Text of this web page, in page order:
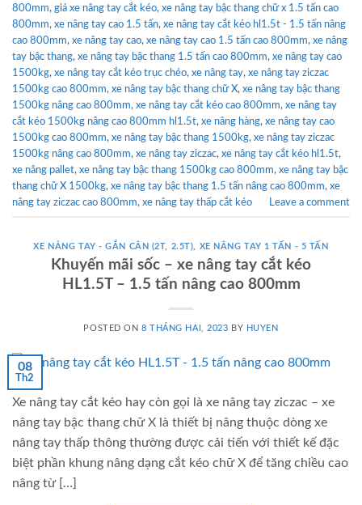
800mm, giá xe nâng tay cắt kéo, xe nâng tay bậc thang chữ x 1.5 tấn cao
800mm, xe nâng tay cao 1.5 tấn, xe nâng tay cắt kéo hl1.5t - 1.5 tấn nâng
cao 800mm, xe nâng tay cao, xe nâng tay cao 1.5 tấn cao 800mm, xe nâng
tay bậc thang, xe nâng tay bậc thang 1.5 tấn cao 800mm, xe nâng tay cao
1500kg, xe nâng tay cắt kéo trục chéo, xe nâng tay, xe nâng tay ziczac
1500kg cao 800mm, xe nâng tay bậc thang chữ X, xe nâng tay bậc thang
1500kg nâng cao 800mm, xe nâng tay cắt kéo cao 800mm, xe nâng tay
cắt kéo 1500kg nâng cao 800mm hl1.5t, xe nâng hàng, xe nâng tay cao
1500kg cao 800mm, xe nâng tay bậc thang 1500kg, xe nâng tay ziczac
1500kg nâng cao 800mm, xe nâng tay ziczac, xe nâng tay cắt kéo hl1.5t,
xe nâng pallet, xe nâng tay bậc thang 1500kg cao 800mm, xe nâng tay bậc
thang chữ X 1500kg, xe nâng tay bậc thang 1.5 tấn nâng cao 800mm, xe
nâng tay ziczac cao 800mm, xe nâng tay thấp cắt kéo Leave a comment
XE NÂNG TAY - GẮN CÂN (2T, 2.5T), XE NÂNG TAY 1 TẤN - 5 TẤN
Khuyến mãi sốc – xe nâng tay cắt kéo
HL1.5T – 1.5 tấn nâng cao 800mm
POSTED ON 8 THÁNG HAI, 2023 BY HUYEN
08
Th2
Xe nâng tay cắt kéo hay còn gọi là xe nâng tay ziczac – xe
nâng tay bậc thang chữ X là thiết bị nâng thuộc dòng xe
nâng tay thấp thông thường được cải tiến với thiết kế đặc
biệt phần khung nâng dạng cắt kéo chữ X để tăng chiều cao
nâng từ […]